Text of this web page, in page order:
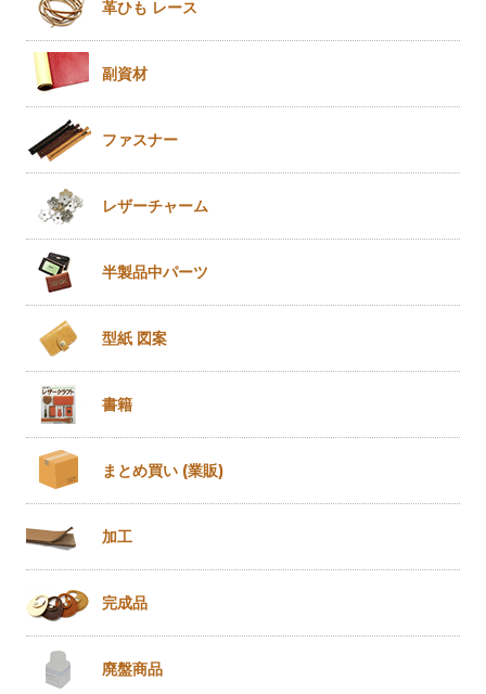
革ひも レース
副資材
ファスナー
レザーチャーム
半製品中パーツ
型紙 図案
書籍
まとめ買い (業販)
加工
完成品
廃盤商品